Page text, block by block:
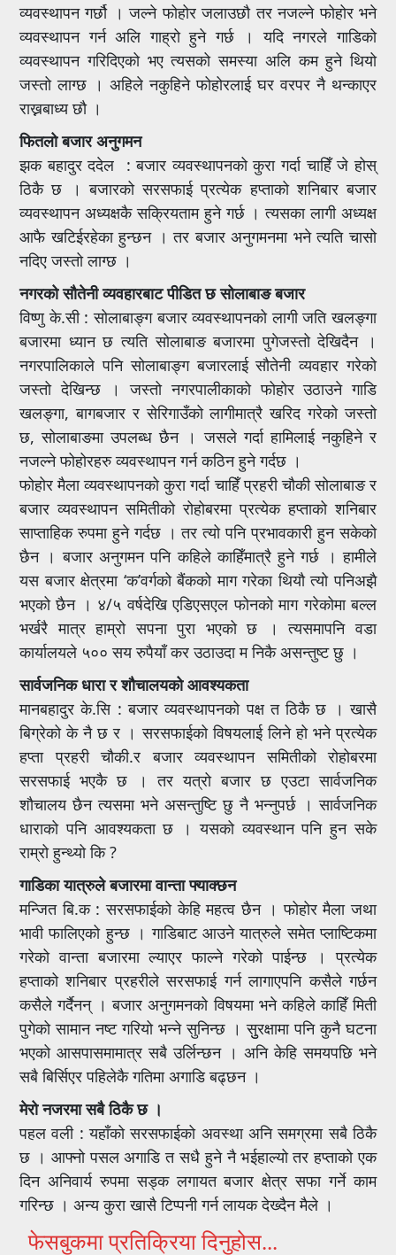
व्यवस्थापन गर्छौ । जल्ने फोहोर जलाउछौ तर नजल्ने फोहोर भने
व्यवस्थापन गर्न अलि गाह्रो हुने गर्छ । यदि नगरले गाडिको
व्यवस्थापन गरिदिएको भए त्यसको समस्या अलि कम हुने थियो
जस्तो लाग्छ । अहिले नकुहिने फोहोरलाई घर वरपर नै थन्काएर
राख्नबाध्य छौ ।
फितलो बजार अनुगमन
झक बहादुर ददेल : बजार व्यवस्थापनको कुरा गर्दा चाहिँ जे होस्
ठिकै छ । बजारको सरसफाई प्रत्येक हप्ताको शनिबार बजार
व्यवस्थापन अध्यक्षकै सक्रियताम हुने गर्छ । त्यसका लागी अध्यक्ष
आफै खटिईरहेका हुन्छन । तर बजार अनुगमनमा भने त्यति चासो
नदिए जस्तो लाग्छ ।
नगरको सौतेनी व्यवहारबाट पीडित छ सोलाबाङ बजार
विष्णु के.सी : सोलाबाङ्ग बजार व्यवस्थापनको लागी जति खलङ्गा
बजारमा ध्यान छ त्यति सोलाबाङ बजारमा पुगेजस्तो देखिदैन ।
नगरपालिकाले पनि सोलाबाङ्ग बजारलाई सौतेनी व्यवहार गरेको
जस्तो देखिन्छ । जस्तो नगरपालीकाको फोहोर उठाउने गाडि
खलङ्गा, बागबजार र सेरिगाउँको लागीमात्रै खरिद गरेको जस्तो
छ, सोलाबाङमा उपलब्ध छैन । जसले गर्दा हामिलाई नकुहिने र
नजल्ने फोहोरहरु व्यवस्थापन गर्न कठिन हुने गर्दछ ।
फोहोर मैला व्यवस्थापनको कुरा गर्दा चाहिँ प्रहरी चौकी सोलाबाङ र
बजार व्यवस्थापन समितीको रोहोबरमा प्रत्येक हप्ताको शनिबार
साप्ताहिक रुपमा हुने गर्दछ । तर त्यो पनि प्रभावकारी हुन सकेको
छैन । बजार अनुगमन पनि कहिले काहिँमात्रै हुने गर्छ । हामीले
यस बजार क्षेत्रमा ‘क’वर्गको बैंकको माग गरेका थियौ त्यो पनिअझै
भएको छैन । ४/५ वर्षदेखि एडिएसएल फोनको माग गरेकोमा बल्ल
भर्खरै मात्र हाम्रो सपना पुरा भएको छ । त्यसमापनि वडा
कार्यालयले ५०० सय रुपैयाँ कर उठाउदा म निकै असन्तुष्ट छु ।
सार्वजनिक धारा र शौचालयको आवश्यकता
मानबहादुर के.सि : बजार व्यवस्थापनको पक्ष त ठिकै छ । खासै
बिग्रेको के नै छ र । सरसफाईको विषयलाई लिने हो भने प्रत्येक
हप्ता प्रहरी चौकी.र बजार व्यवस्थापन समितीको रोहोबरमा
सरसफाई भएकै छ । तर यत्रो बजार छ एउटा सार्वजनिक
शौचालय छैन त्यसमा भने असन्तुष्टि छु नै भन्नुपर्छ । सार्वजनिक
धाराको पनि आवश्यकता छ । यसको व्यवस्थान पनि हुन सके
राम्रो हुन्थ्यो कि ?
गाडिका यात्रुले बजारमा वान्ता फ्याक्छन
मन्जित बि.क : सरसफाईको केहि महत्व छैन । फोहोर मैला जथा
भावी फालिएको हुन्छ । गाडिबाट आउने यात्रुले समेत प्लाष्टिकमा
गरेको वान्ता बजारमा ल्याएर फाल्ने गरेको पाईन्छ । प्रत्येक
हप्ताको शनिबार प्रहरीले सरसफाई गर्न लागाएपनि कसैले गर्छन
कसैले गर्दैनन् । बजार अनुगमनको विषयमा भने कहिले काहिँ मिती
पुगेको सामान नष्ट गरियो भन्ने सुनिन्छ । सुुरक्षामा पनि कुनै घटना
भएको आसपासमामात्र सबै उर्लिन्छन । अनि केहि समयपछि भने
सबै बिर्सिएर पहिलेकै गतिमा अगाडि बढ्छन ।
मेरो नजरमा सबै ठिकै छ ।
पहल वली : यहाँको सरसफाईको अवस्था अनि समग्रमा सबै ठिकै
छ । आफ्नो पसल अगाडि त सधै हुने नै भईहाल्यो तर हप्ताको एक
दिन अनिवार्य रुपमा सड्क लगायत बजार क्षेत्र सफा गर्ने काम
गरिन्छ । अन्य कुरा खासै टिप्पनी गर्न लायक देख्दैन मैले ।
फेसबुकमा प्रतिक्रिया दिनुहोस...